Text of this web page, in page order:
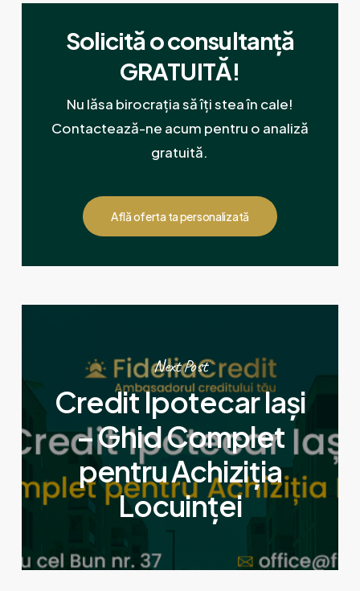
Solicită o consultanță
GRATUITĂ!
Nu lăsa birocrația să îți stea în cale!
Contactează-ne acum pentru o analiză
gratuită.
Află oferta ta personalizată
Next Post
Credit Ipotecar Iași
– Ghid Complet
pentru Achiziția
Locuinței